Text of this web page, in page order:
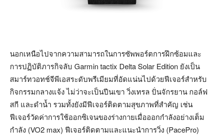
นอกเหนือไปจากความสามารถในการซัพพอร์ตการฝึกซ้อมและ
การปฏิบัติภารกิจลับ Garmin tactix Delta Solar Edition ยังเป็น
สมาร์ทวอทช์จีพีเอสระดับพรีเมียมที่อัดแน่นไปด้วยฟีเจอร์สำหรับ
กิจกรรมกลางแจ้ง ไม่ว่าจะเป็นปีนเขา วิ่งเทรล ปั่นจักรยาน กอล์ฟ
สกี และดำน้ำ รวมทั้งยังมีฟีเจอร์ติดตามสุขภาพที่สำคัญ เช่น
ฟีเจอร์วัดค่าการใช้ออกซิเจนของร่างกายเมื่อออกกำลังอย่างเต็ม
กำลัง (VO2 max) ฟีเจอร์ติดตามและแนะนำการวิ่ง (PacePro)